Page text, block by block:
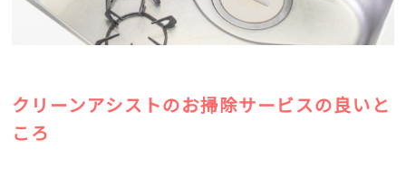
クリーンアシストのお掃除サービスの良いと
ころ